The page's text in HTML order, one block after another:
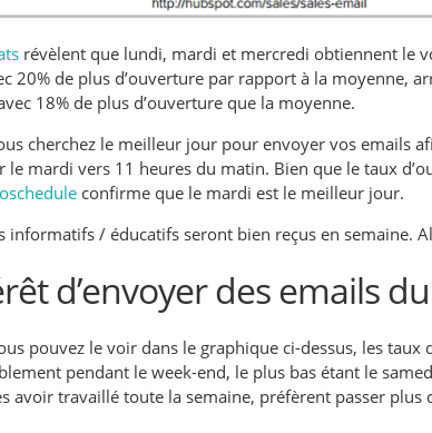
révèlent que lundi, mardi et mercredi obtiennent le
20% de plus d’ouverture par rapport à la moyenne,
18% de plus d’ouverture que la moyenne.
cherchez le meilleur jour pour envoyer vos emails
le mardi vers 11 heures du matin. Bien que le taux
confirme que le mardi est le meilleur jour.
informatifs / éducatifs seront bien reçus en semaine.
d’envoyer des emails
pouvez le voir dans le graphique ci-dessus, les taux
pendant le week-end, le plus bas étant le
avoir travaillé toute la semaine, préfèrent passer